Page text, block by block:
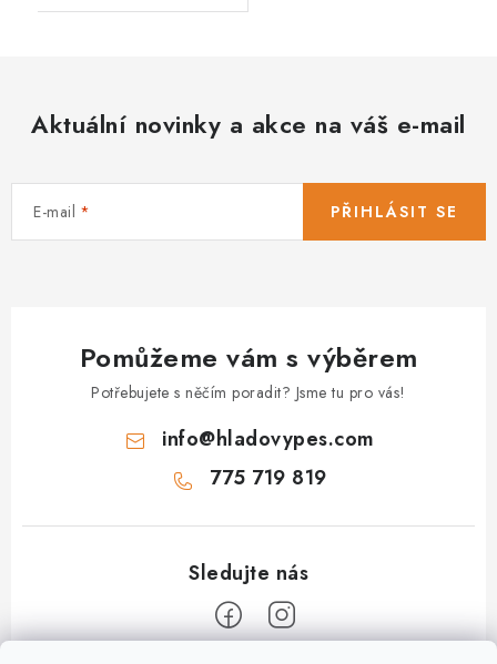
Aktuální novinky a akce na váš e-mail
E-mail PŘIHLÁSIT SE
Pomůžeme vám s výběrem
Potřebujete s něčím poradit? Jsme tu pro vás!
info@hladovypes.com
775 719 819